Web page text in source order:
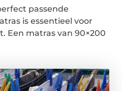
passende
is essentieel voor
Een matras van 90×200